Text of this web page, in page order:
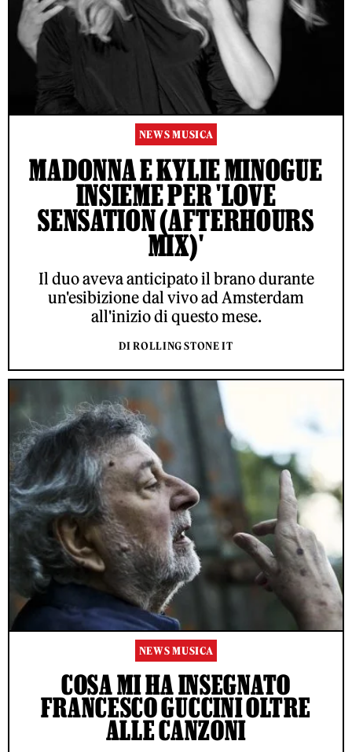
NEWS MUSICA
MADONNA E KYLIE MINOGUE
INSIEME PER 'LOVE
SENSATION (AFTERHOURS
MIX)'
Il duo aveva anticipato il brano durante
un'esibizione dal vivo ad Amsterdam
all'inizio di questo mese.
DI ROLLING STONE IT
NEWS MUSICA
COSA MI HA INSEGNATO
FRANCESCO GUCCINI OLTRE
ALLE CANZONI